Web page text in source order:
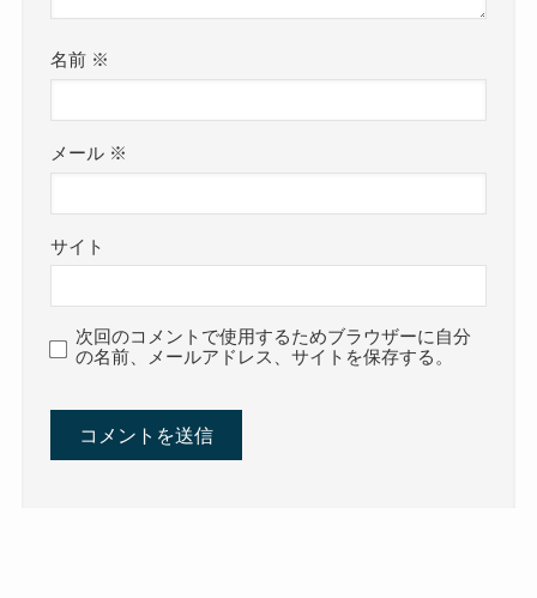
名前 ※
メール ※
サイト
次回のコメントで使用するためブラウザーに自分
の名前、メールアドレス、サイトを保存する。